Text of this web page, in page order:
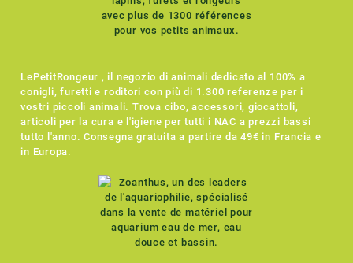
LePetitRongeur , il negozio di animali dedicato al 100% a
conigli, furetti e roditori con più di 1.300 referenze per i
vostri piccoli animali. Trova cibo, accessori, giocattoli,
articoli per la cura e l'igiene per tutti i NAC a prezzi bassi
tutto l'anno. Consegna gratuita a partire da 49€ in Francia e
in Europa.